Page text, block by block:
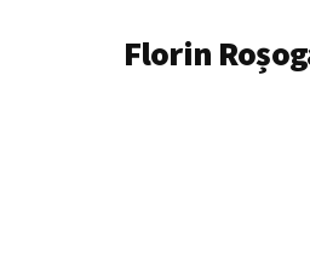
Additional
Florin